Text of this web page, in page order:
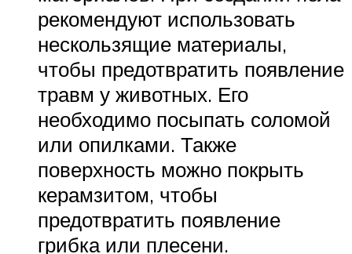
рекомендуют использовать
нескользящие материалы,
чтобы предотвратить появление
травм у животных. Его
необходимо посыпать соломой
или опилками. Также
поверхность можно покрыть
керамзитом, чтобы
предотвратить появление
грибка или плесени.